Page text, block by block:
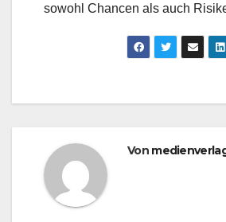
sowohl Chancen als auch
Von